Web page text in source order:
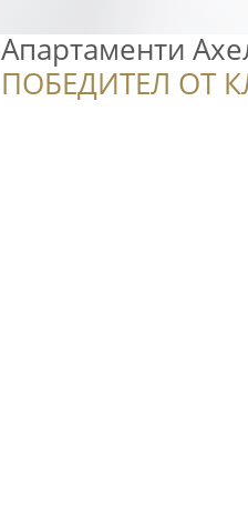
Апартаменти
ПОБЕДИТЕЛ ОТ